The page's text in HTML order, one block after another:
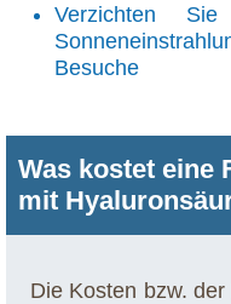
Verzichten
Besuche
Was kostet eine
mit
Die Kosten bzw.